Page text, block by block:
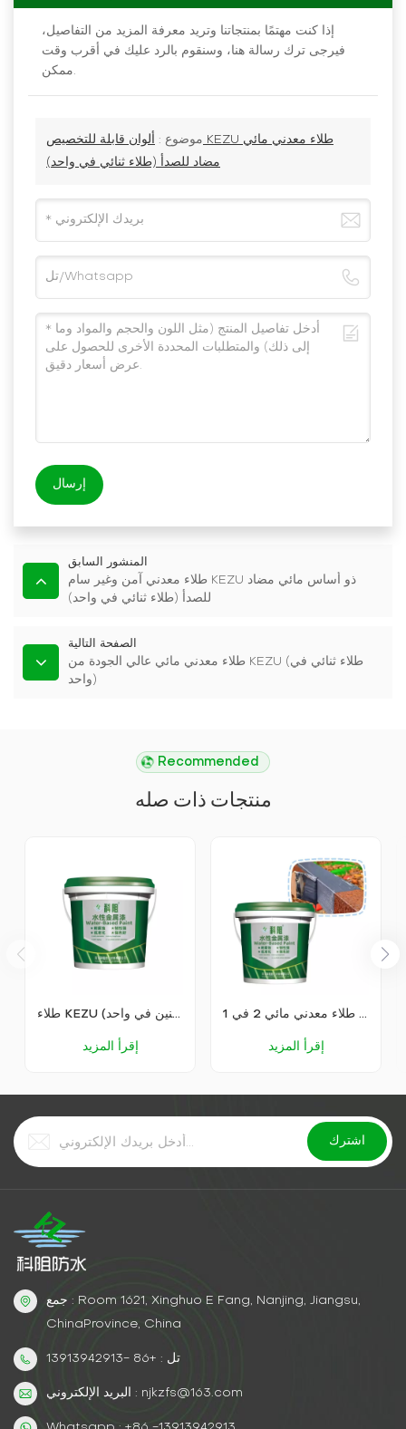
إذا كنت مهتمًا بمنتجاتنا وتريد معرفة المزيد من التفاصيل،
فيرجى ترك رسالة هنا، وسنقوم بالرد عليك في أقرب وقت
موضوع :
ألوان قابلة للتخصيص KEZU طلاء معدني مائي
مضاد للصدأ (طلاء ثنائي في واحد)
إرسال
المنشور السابق
طلاء معدني آمن وغير سام KEZU ذو أساس مائي مضاد
للصدأ (طلاء ثنائي في واحد)
الصفحة التالية
طلاء معدني مائي عالي الجودة من KEZU (طلاء ثنائي في
واحد)
Recommended
منتجات ذات صله
طلاء KEZU المعدني المائي المضاد للصدأ (طلاء اثنين في واحد)
إقرأ المزيد
تبديل التجديد إلى طلاء معدني مائي 2 في 1
إقرأ المزيد
جمع : Room 1621, Xinghuo E Fang, Nanjing, Jiangsu,
ChinaProvince, China
تل : +86 -13913942913
البريد الإلكتروني : njkzfs@163.com